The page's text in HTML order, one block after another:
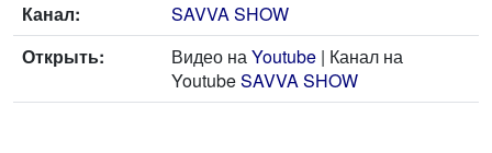
Канал:
SAVVA SHOW
Открыть:
Видео наYoutube | Канал на
YoutubeSAVVA SHOW